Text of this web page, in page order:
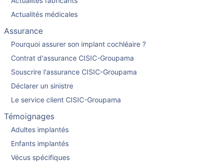
Actualités médicales
Assurance
Pourquoi assurer son implant cochléaire ?
Contrat d'assurance CISIC-Groupama
Souscrire l'assurance CISIC-Groupama
Déclarer un sinistre
Le service client CISIC-Groupama
Témoignages
Adultes implantés
Enfants implantés
Vécus spécifiques